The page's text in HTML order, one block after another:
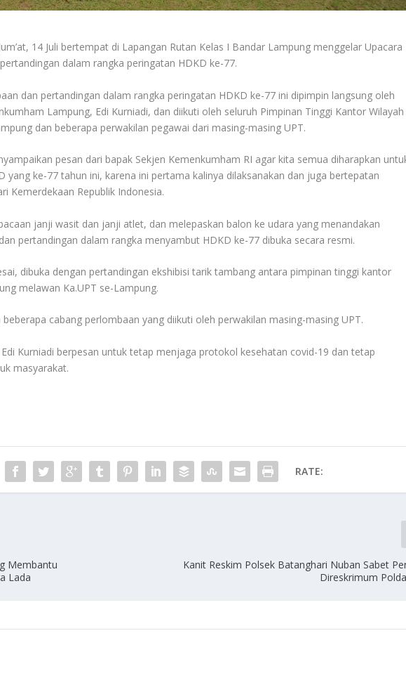
14 Juli bertempat di Lapangan Rutan Kelas I Bandar Lampung menggelar Upacara
dalam rangka peringatan HDKD ke-77.
dan pertandingan dalam rangka peringatan HDKD ke-77 ini dipimpin langsung oleh
Lampung, Edi Kurniadi, dan diikuti oleh seluruh Pimpinan Tinggi Kantor Wilayah
dan beberapa perwakilan pegawai dari masing-masing UPT.
pesan dari bapak Sekjen Kemenkumham RI agar kita semua diharapkan
yang ke-77 tahun ini, karena ini pertama kalinya dilaksanakan dan juga bertepatan
Kemerdekaan Republik Indonesia.
janji wasit dan janji atlet, dan melepaskan balon ke udara yang menandakan
pertandingan dalam rangka menyambut HDKD ke-77 dibuka secara resmi.
dibuka dengan pertandingan ekshibisi tarik tambang antara pimpinan tinggi kantor
melawan Ka.UPT se-Lampung.
cabang perlombaan yang diikuti oleh perwakilan masing-masing UPT.
Kurniadi berpesan untuk tetap menjaga protokol kesehatan covid-19 dan tetap
masyarakat.
RATE:
Membantu
Lada
Kanit Reskim Polsek Batanghari Nuban Sabet
Direskrimum